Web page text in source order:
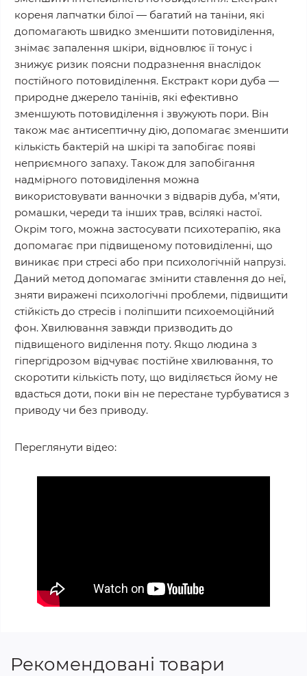
кореня лапчатки білої — багатий на таніни, які
допомагають швидко зменшити потовиділення,
знімає запалення шкіри, відновлює її тонус і
знижує ризик поясни подразнення внаслідок
постійного потовиділення. Екстракт кори дуба —
природне джерело танінів, які ефективно
зменшують потовиділення і звужують пори. Він
також має антисептичну дію, допомагає зменшити
кількість бактерій на шкірі та запобігає появі
неприємного запаху. Також для запобігання
надмірного потовиділення можна
використовувати ванночки з відварів дуба, м’яти,
ромашки, череди та інших трав, всілякі настої.
Окрім того, можна застосувати психотерапію, яка
допомагає при підвищеному потовиділенні, що
виникає при стресі або при психологічній напрузі.
Даний метод допомагає змінити ставлення до неї,
зняти виражені психологічні проблеми, підвищити
стійкість до стресів і поліпшити психоемоційний
фон. Хвилювання завжди призводить до
підвищеного виділення поту. Якщо людина з
гіпергідрозом відчуває постійне хвилювання, то
скоротити кількість поту, що виділяється йому не
вдасться доти, поки він не перестане турбуватися з
приводу чи без приводу.
Переглянути відео:
Рекомендовані товари